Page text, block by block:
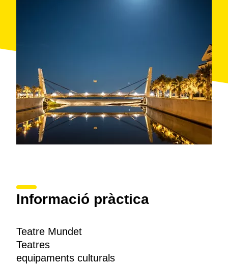
Informació pràctica
Teatre Mundet
Teatres
equipaments culturals